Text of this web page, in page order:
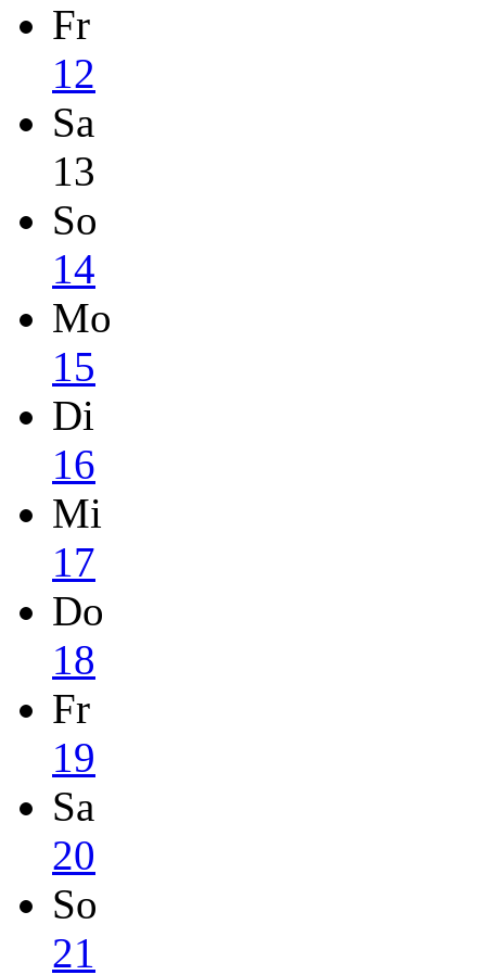
Fr
12
Sa
13
So
14
Mo
15
Di
16
Mi
17
Do
18
Fr
19
Sa
20
So
21